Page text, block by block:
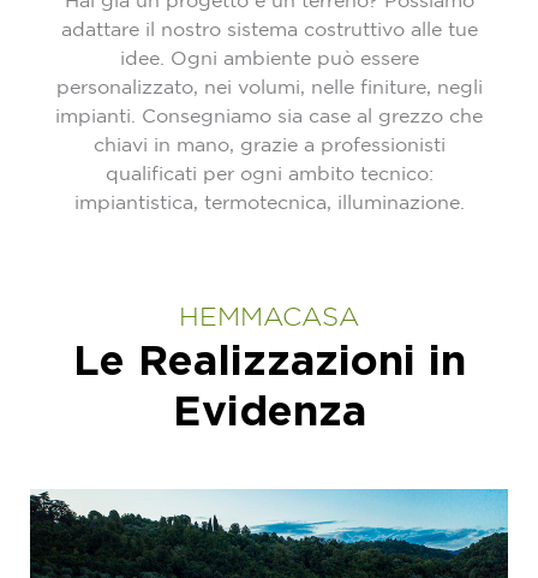
adattare il nostro sistema costruttivo alle tue
idee. Ogni ambiente può essere
personalizzato, nei volumi, nelle finiture, negli
impianti. Consegniamo sia case al grezzo che
chiavi in mano, grazie a professionisti
qualificati per ogni ambito tecnico:
impiantistica, termotecnica, illuminazione.
HEMMACASA
Le Realizzazioni in
Evidenza